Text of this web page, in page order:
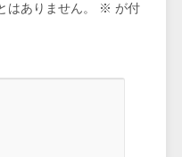
ありません。 ※ が付